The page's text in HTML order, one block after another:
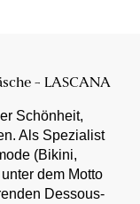
- LASCANA
Schönheit,
Als Spezialist
(Bikini,
dem Motto
Dessous-